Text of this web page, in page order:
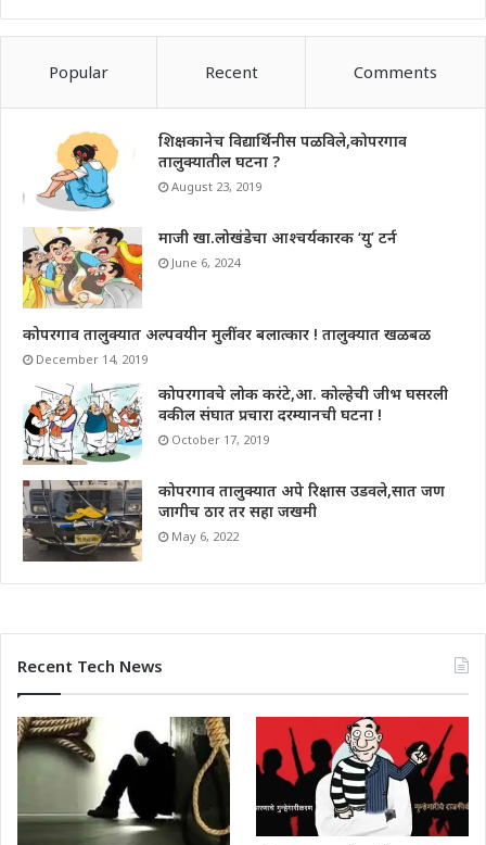
Popular Recent Comments
शिक्षकानेच विद्यार्थिनीस पळविले,कोपरगाव
तालुक्यातील घटना ?
August 23, 2019
माजी खा.लोखंडेचा आश्चर्यकारक ‘यु’ टर्न
June 6, 2024
कोपरगाव तालुक्यात अल्पवयीन मुलींवर बलात्कार ! तालुक्यात खळबळ
December 14, 2019
कोपरगावचे लोक करंटे,आ. कोल्हेची जीभ घसरली
वकील संघात प्रचारा दरम्यानची घटना !
October 17, 2019
कोपरगाव तालुक्यात अपे रिक्षास उडवले,सात जण
जागीच ठार तर सहा जखमी
May 6, 2022
Recent Tech News